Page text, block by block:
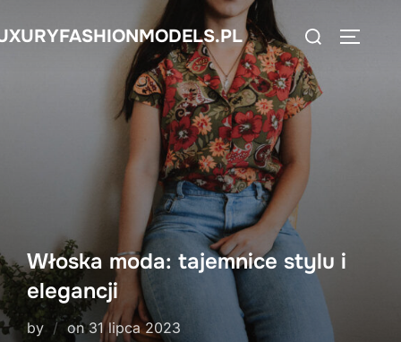
to
Search
for:
Włoska moda: tajemnice stylu i
elegancji
by onPosted
31 lipca 2023